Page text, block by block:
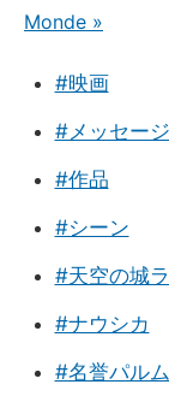
Monde »
#映画
#メッセージ
#作品
#シーン
#天空の城
#ナウシカ
#名誉パル